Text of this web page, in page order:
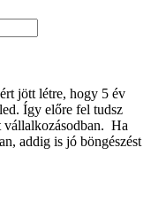
jött létre, hogy 5 év
Így előre fel tudsz
vállalkozásodban. Ha
addig is jó böngészést